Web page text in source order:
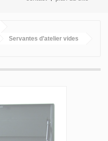
Servantes d’atelier vides